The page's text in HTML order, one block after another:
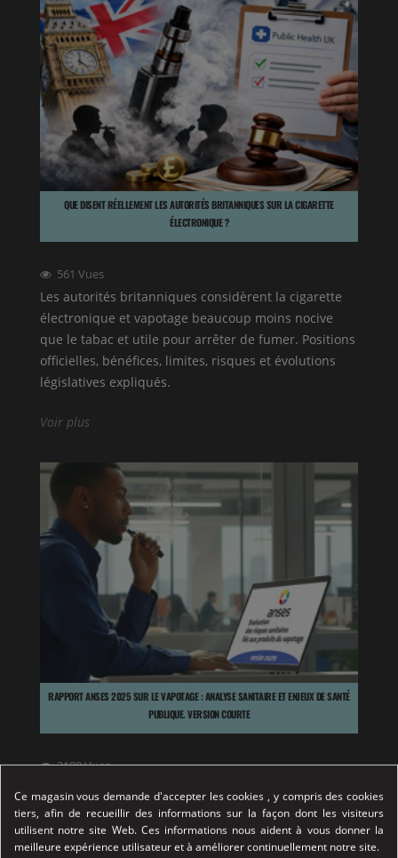
QUE DISENT RÉELLEMENT LES AUTORITÉS BRITANNIQUES SUR LA CIGARETTE
ÉLECTRONIQUE ?
561 Vues
Les autorités britanniques considèrent la cigarette
électronique et vapotage beaucoup moins nocive
que le tabac et utile pour arrêter de fumer. Positions
officielles, bénéfices, limites, risques et évolutions
législatives expliqués.
Voir plus
RAPPORT ANSES 2025 SUR LE VAPOTAGE : ANALYSE SANITAIRE ET ENJEUX DE SANTÉ
PUBLIQUE. VERSION COURTE
2189Vues
Résumé simplifié du rapport de l'ANSES 2026.
Principales conclusions de la saisine, données sur
l'alimentation et santé publique. Analyse ANSES.
Ce magasin vous demande d'accepter les cookies , y compris des cookies
tiers, afin de recueillir des informations sur la façon dont les visiteurs
utilisent notre site Web. Ces informations nous aident à vous donner la
meilleure expérience utilisateur et à améliorer continuellement notre site.